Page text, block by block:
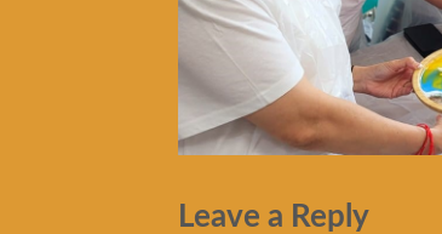
Leave a Reply